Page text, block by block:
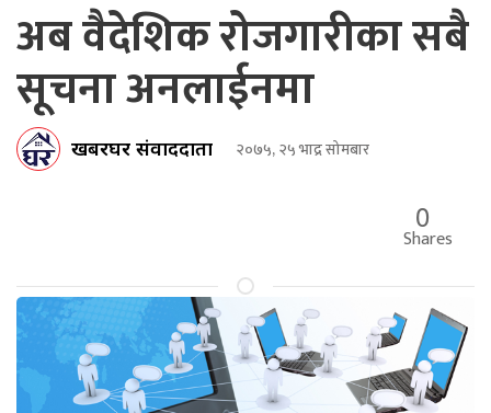
अब वैदेशिक रोजगारीका सबै
सूचना अनलाईनमा
खबरघर संवाददाता २०७५, २५ भाद्र सोमबार
0
Shares